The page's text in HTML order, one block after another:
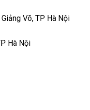
Võ, TP Hà Nội
Hà Nội